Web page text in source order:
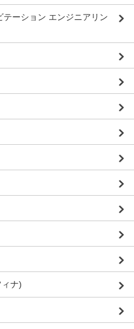
テーション エンジニアリン
ィナ)